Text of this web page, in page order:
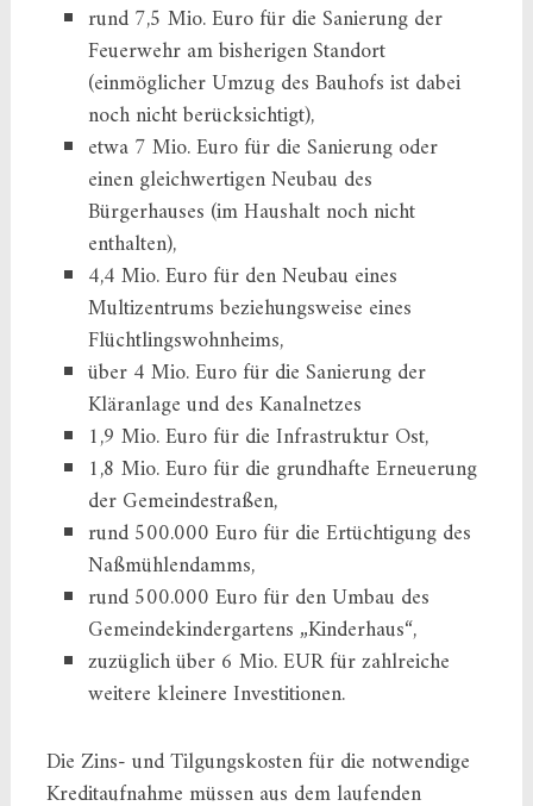
rund 7,5 Mio. Euro für die Sanierung der
Feuerwehr am bisherigen Standort
(einmöglicher Umzug des Bauhofs ist dabei
noch nicht berücksichtigt),
etwa 7 Mio. Euro für die Sanierung oder
einen gleichwertigen Neubau des
Bürgerhauses (im Haushalt noch nicht
enthalten),
4,4 Mio. Euro für den Neubau eines
Multizentrums beziehungsweise eines
Flüchtlingswohnheims,
über 4 Mio. Euro für die Sanierung der
Kläranlage und des Kanalnetzes
1,9 Mio. Euro für die Infrastruktur Ost,
1,8 Mio. Euro für die grundhafte Erneuerung
der Gemeindestraßen,
rund 500.000 Euro für die Ertüchtigung des
Naßmühlendamms,
rund 500.000 Euro für den Umbau des
Gemeindekindergartens „Kinderhaus“,
zuzüglich über 6 Mio. EUR für zahlreiche
weitere kleinere Investitionen.
Die Zins- und Tilgungskosten für die notwendige
Kreditaufnahme müssen aus dem laufenden